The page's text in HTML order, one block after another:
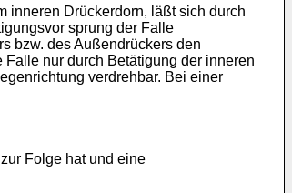
inneren Drückerdorn, läßt sich durch
sprung der Falle
bzw. des Außendrückers den
nur durch Betätigung der inneren
verdrehbar. Bei einer
Folge hat und eine